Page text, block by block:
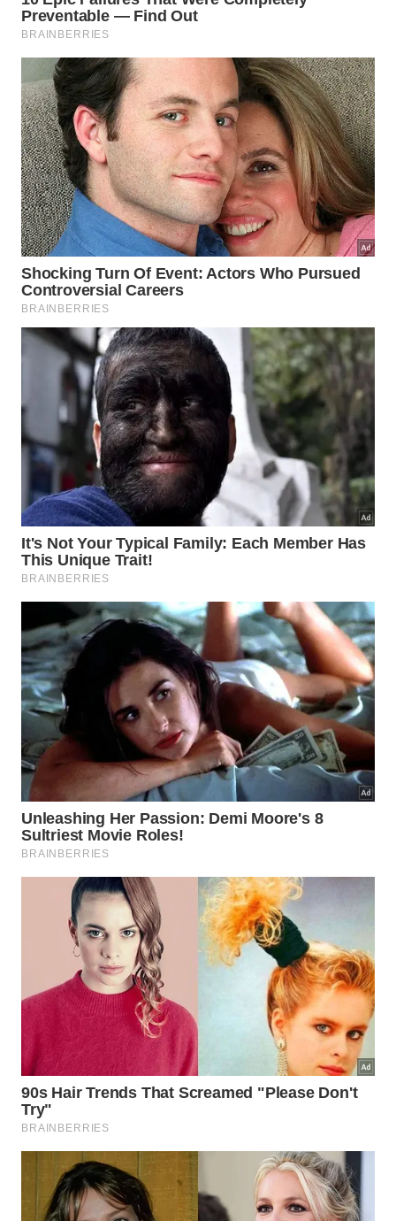
aqueles indivíduos específicos.
Além disso, a vegetação local fornecia os nutrientes
ecossistema que parecia congelado no tempo
Imagem gerada por inteligência artificial
Quais lições aprendemos sobre
mamutes e pirâmides egípcias?
Analisar essa sobreposição cronológica ajuda a
entender como o tempo biológico e o tempo
histórico se entrelaçam de formas inesperadas.
Nesse contexto, percebemos que a extinção de
grandes espécies não é um evento súbito, mas um
processo gradual que ocorre em diferentes ritmos
dependendo da região geográfica.
Além disso, o estudo desses eventos nos ensina
diante das mudanças ambientais globais.
Certamente, preservar a memória desses gigantes
nos permite valorizar a complexidade da vida e a
incrível jornada da evolução biológica através das
eras terrestres.